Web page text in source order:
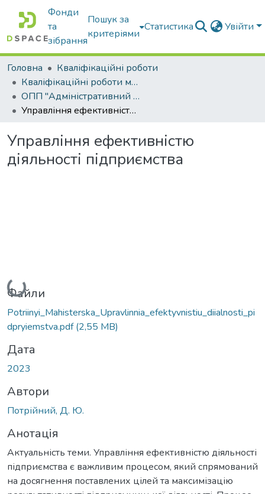
Фонди
та
зібрання
Пошук за
критеріями
Статистика Увійти
Головна
Кваліфікаційні роботи
Кваліфікаційні роботи магістрів
ОПП "Адміністративний менеджмент"
Управління ефективністю діяльності підприємства
Управління ефективністю
діяльності підприємства
Вантажиться...
Файли
Potriinyi_Mahisterska_Upravlinnia_efektyvnistiu_diialnosti_pi
dpryiemstva.pdf(2,55 MB)
Дата
2023
Автори
Потрійний, Д. Ю.
Анотація
Актуальність теми. Управління ефективністю діяльності
підприємства є важливим процесом, який спрямований
на досягнення поставлених цілей та максимізацію